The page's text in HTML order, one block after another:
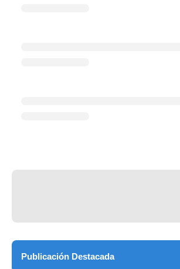
Publicación Destacada